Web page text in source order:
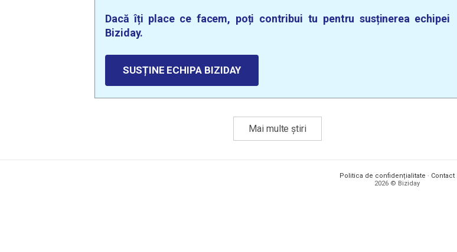
Dacă îți place ce facem, poți contribui tu pentru susținerea echipei
Biziday.
SUSȚINE ECHIPA BIZIDAY
Mai multe știri
Politica de confidențialitate · Contact
2026 © Biziday